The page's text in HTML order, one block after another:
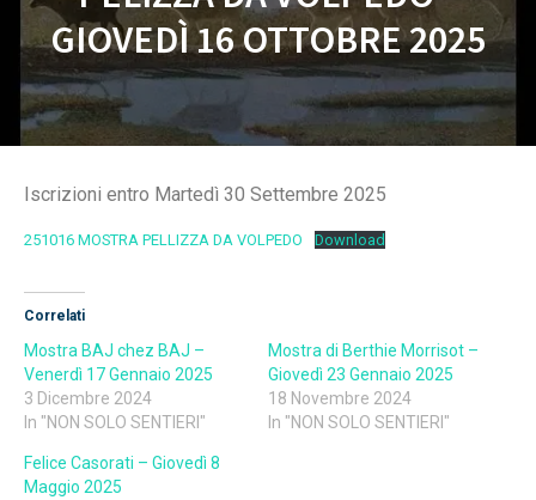
GIOVEDÌ 16 OTTOBRE 2025
Iscrizioni entro Martedì 30 Settembre 2025
251016 MOSTRA PELLIZZA DA VOLPEDO Download
Correlati
Mostra BAJ chez BAJ –
Venerdì 17 Gennaio 2025
3 Dicembre 2024
In "NON SOLO SENTIERI"
Mostra di Berthie Morrisot –
Giovedì 23 Gennaio 2025
18 Novembre 2024
In "NON SOLO SENTIERI"
Felice Casorati – Giovedì 8
Maggio 2025